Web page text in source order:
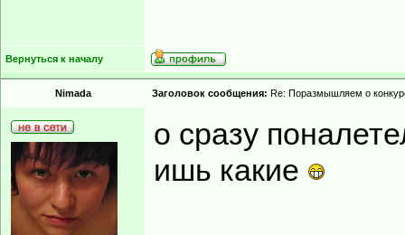
Вернуться к началу
Nimada Заголовок сообщения: Re: Поразмышляем о
о сразу
ишь какие